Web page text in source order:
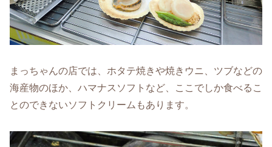
まっちゃんの店では、ホタテ焼きや焼きウニ、ツブなどの
海産物のほか、ハマナスソフトなど、ここでしか食べるこ
とのできないソフトクリームもあります。